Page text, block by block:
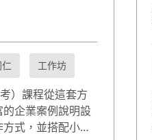
工作坊
）課程從這套方
企業案例說明設
式，並搭配小組